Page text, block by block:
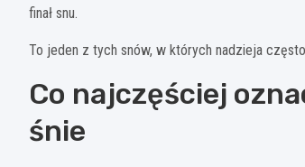
finał snu.
To jeden z tych snów, w których nadzieja
Co najczęściej
śnie